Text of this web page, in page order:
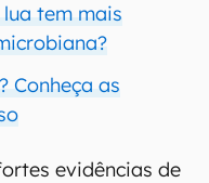
tem mais
Conheça as
evidências de